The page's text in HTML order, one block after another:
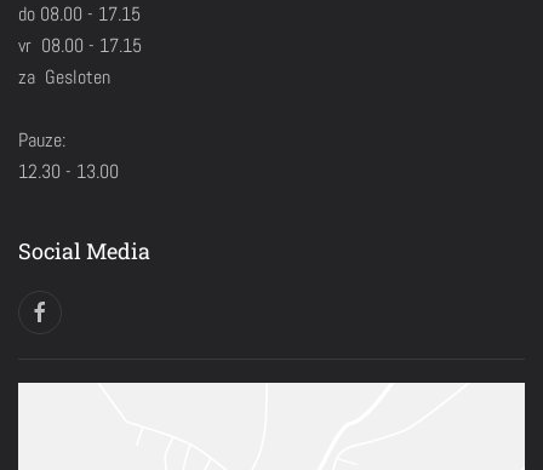
do 08.00 - 17.15
vr 08.00 - 17.15
za Gesloten
Pauze:
12.30 - 13.00
Social Media